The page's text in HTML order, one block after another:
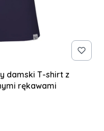
damski T-shirt z
rękawami